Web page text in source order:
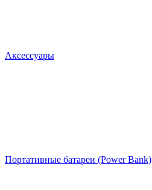
Аксессуары
Портативные батареи (Power Bank)